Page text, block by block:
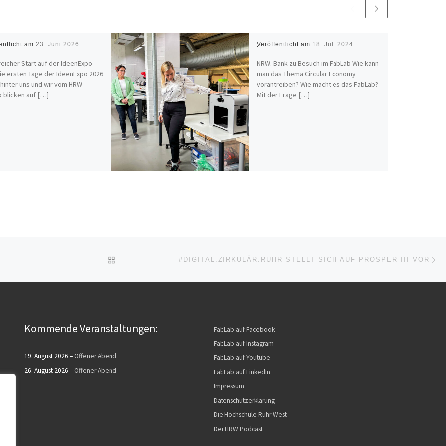
am 23. Juni 2026
Start auf der IdeenExpo
ersten Tage der IdeenExpo 2026
uns und wir vom HRW
blicken auf […]
Veröffentlicht am 18. Juli 2024
NRW. Bank zu Besuch im FabLab Wie kann
man das Thema Circular Economy
vorantreiben? Wie macht es das FabLab?
Mit der Frage […]
ZURÜCK ZUR BEITRAGSLISTE
#DIGITAL.ZIRKULÄR.RUHR STELLT SICH AUF PROSPER III VOR
Kommende Veranstaltungen:
19. August 2026 – Offener Abend
26. August 2026 – Offener Abend
FabLab auf Facebook
FabLab auf Instagram
FabLab auf Youtube
FabLab auf LinkedIn
Impressum
Datenschutzerklärung
Die Hochschule Ruhr West
Der HRW Podcast